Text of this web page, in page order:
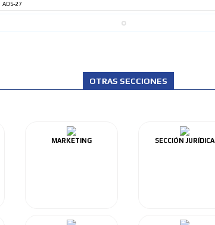
ADS-27
OTRAS SECCIONES
MARKETING SECCIÓN JURÍDICA